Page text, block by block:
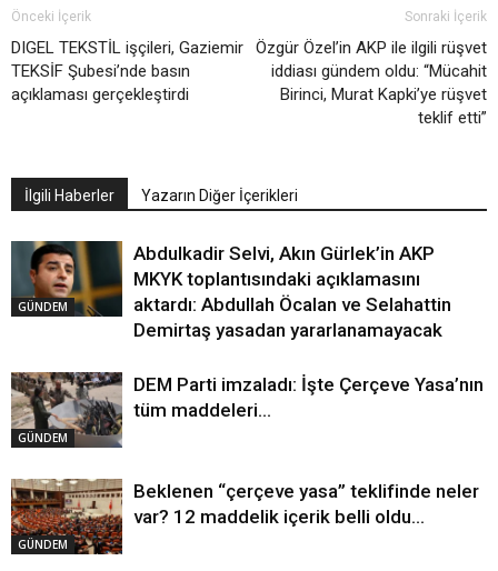
Önceki İçerik
DIGEL TEKSTİL işçileri, Gaziemir
TEKSİF Şubesi’nde basın
açıklaması gerçekleştirdi
Sonraki İçerik
Özgür Özel’in AKP ile ilgili rüşvet
iddiası gündem oldu: “Mücahit
Birinci, Murat Kapki’ye rüşvet
teklif etti”
İlgili Haberler Yazarın Diğer İçerikleri
GÜNDEM
Abdulkadir Selvi, Akın Gürlek’in AKP
MKYK toplantısındaki açıklamasını
aktardı: Abdullah Öcalan ve Selahattin
Demirtaş yasadan yararlanamayacak
GÜNDEM
DEM Parti imzaladı: İşte Çerçeve Yasa’nın
tüm maddeleri…
GÜNDEM
Beklenen “çerçeve yasa” teklifinde neler
var? 12 maddelik içerik belli oldu…